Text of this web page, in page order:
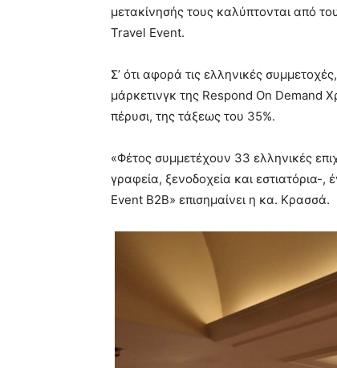
μετακίνησής τους καλύπτονται από
Travel Event.
Σ’ ότι αφορά τις ελληνικές
μάρκετινγκ της Respond On Demand
πέρυσι, της τάξεως του 35%.
«Φέτος συμμετέχουν 33 ελληνικές
γραφεία, ξενοδοχεία και εστιατόρια-
Event B2B» επισημαίνει η κα. Κρασσά.